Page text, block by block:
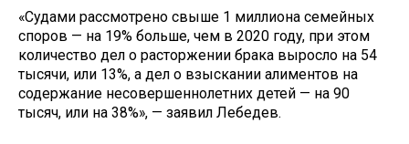
«Судами рассмотрено свыше 1 миллиона семейных
споров — на 19% больше, чем в 2020 году, при этом
количество дел о расторжении брака выросло на 54
тысячи, или 13%, а дел о взыскании алиментов на
содержание несовершеннолетних детей — на 90
тысяч, или на 38%», — заявил Лебедев.